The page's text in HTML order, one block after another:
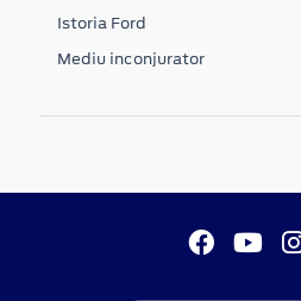
Istoria Ford
Mediu inconjurator